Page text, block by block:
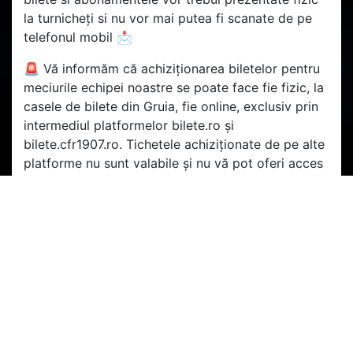
la turnicheți si nu vor mai putea fi scanate de pe
telefonul mobil 📩
🚨 Vă informăm că achiziționarea biletelor pentru
meciurile echipei noastre se poate face fie fizic, la
casele de bilete din Gruia, fie online, exclusiv prin
intermediul platformelor bilete.ro și
bilete.cfr1907.ro. Tichetele achiziționate de pe alte
platforme nu sunt valabile și nu vă pot oferi acces